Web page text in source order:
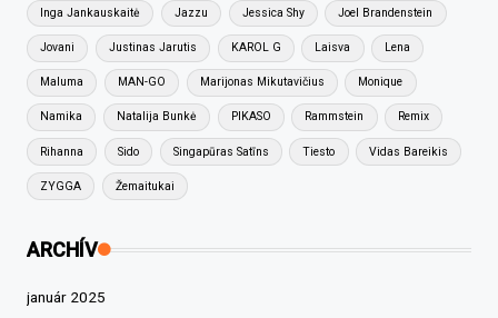
Inga Jankauskaitė Jazzu Jessica Shy Joel Brandenstein
Jovani Justinas Jarutis KAROL G Laisva Lena
Maluma MAN-GO Marijonas Mikutavičius Monique
Namika Natalija Bunkė PIKASO Rammstein Remix
Rihanna Sido Singapūras Satīns Tiesto Vidas Bareikis
ZYGGA Žemaitukai
ARCHÍV
január 2025